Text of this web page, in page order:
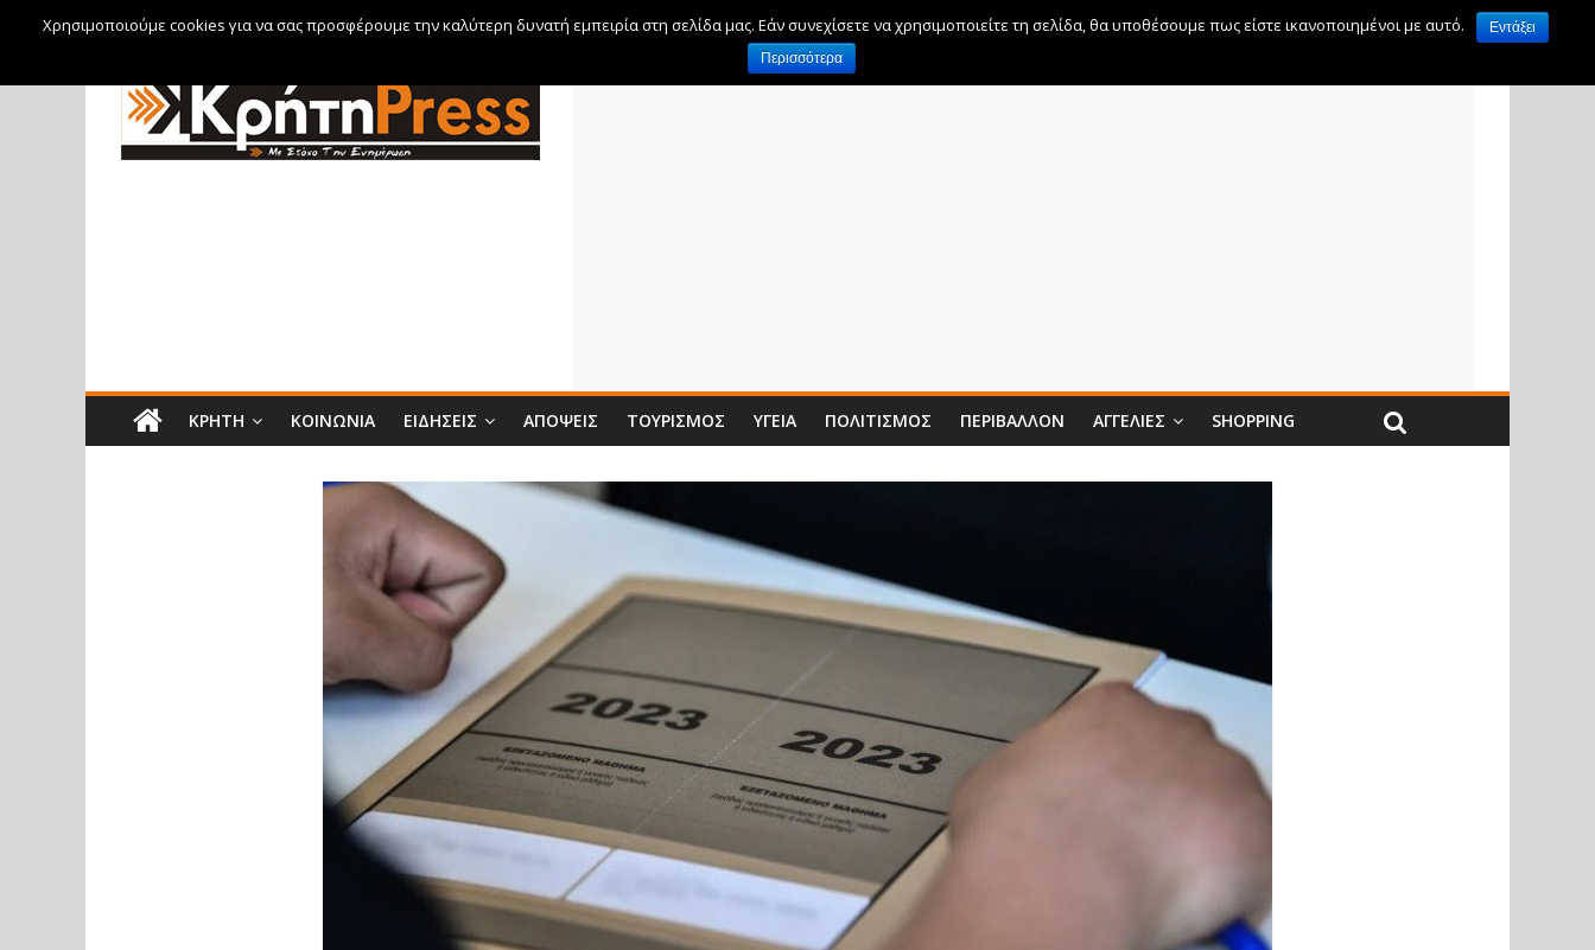
Σάββατο, 8 Αυγούστου, 2026
ΚΡΉΤΗ ΚΟΙΝΩΝΊΑ ΕΙΔΉΣΕΙΣ ΑΠΌΨΕΙΣ ΤΟΥΡΙΣΜΌΣ ΥΓΕΊΑ ΠΟΛΙΤΙΣΜΌΣ ΠΕΡΙΒΆΛΛΟΝ ΑΓΓΕΛΊΕΣ SHOPPING
Χρησιμοποιούμε cookies για να σας προσφέρουμε την καλύτερη δυνατή εμπειρία στη σελίδα μας. Εάν συνεχίσετε να χρησιμοποιείτε τη σελίδα, θα υποθέσουμε πως είστε ικανοποιημένοι με αυτό.
Εντάξει
Περισσότερα